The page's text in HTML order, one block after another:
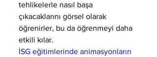
tehlikelerle nasıl başa
çıkacaklarını görsel olarak
öğrenirler, bu da öğrenmeyi daha
etkili kılar.
İSG eğitimlerinde animasyonların